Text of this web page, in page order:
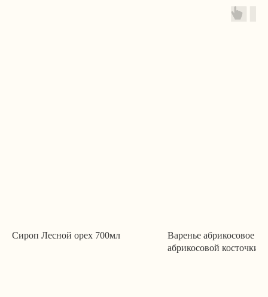
Сироп Лесной орех 700мл
Варенье абрикосовое с
абрикосовой косточки